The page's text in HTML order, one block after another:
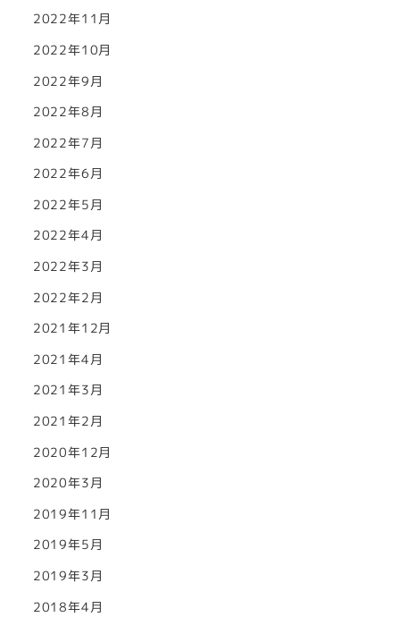
2022年11月
2022年10月
2022年9月
2022年8月
2022年7月
2022年6月
2022年5月
2022年4月
2022年3月
2022年2月
2021年12月
2021年4月
2021年3月
2021年2月
2020年12月
2020年3月
2019年11月
2019年5月
2019年3月
2018年4月